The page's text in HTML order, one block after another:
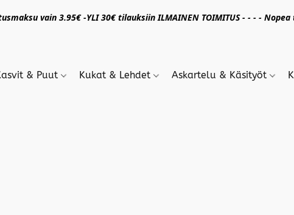
vain 3.95€ -YLI 30€ tilauksiin ILMAINEN TOIMITUS - - - -
& Puut Kukat & Lehdet Askartelu & Käsityöt